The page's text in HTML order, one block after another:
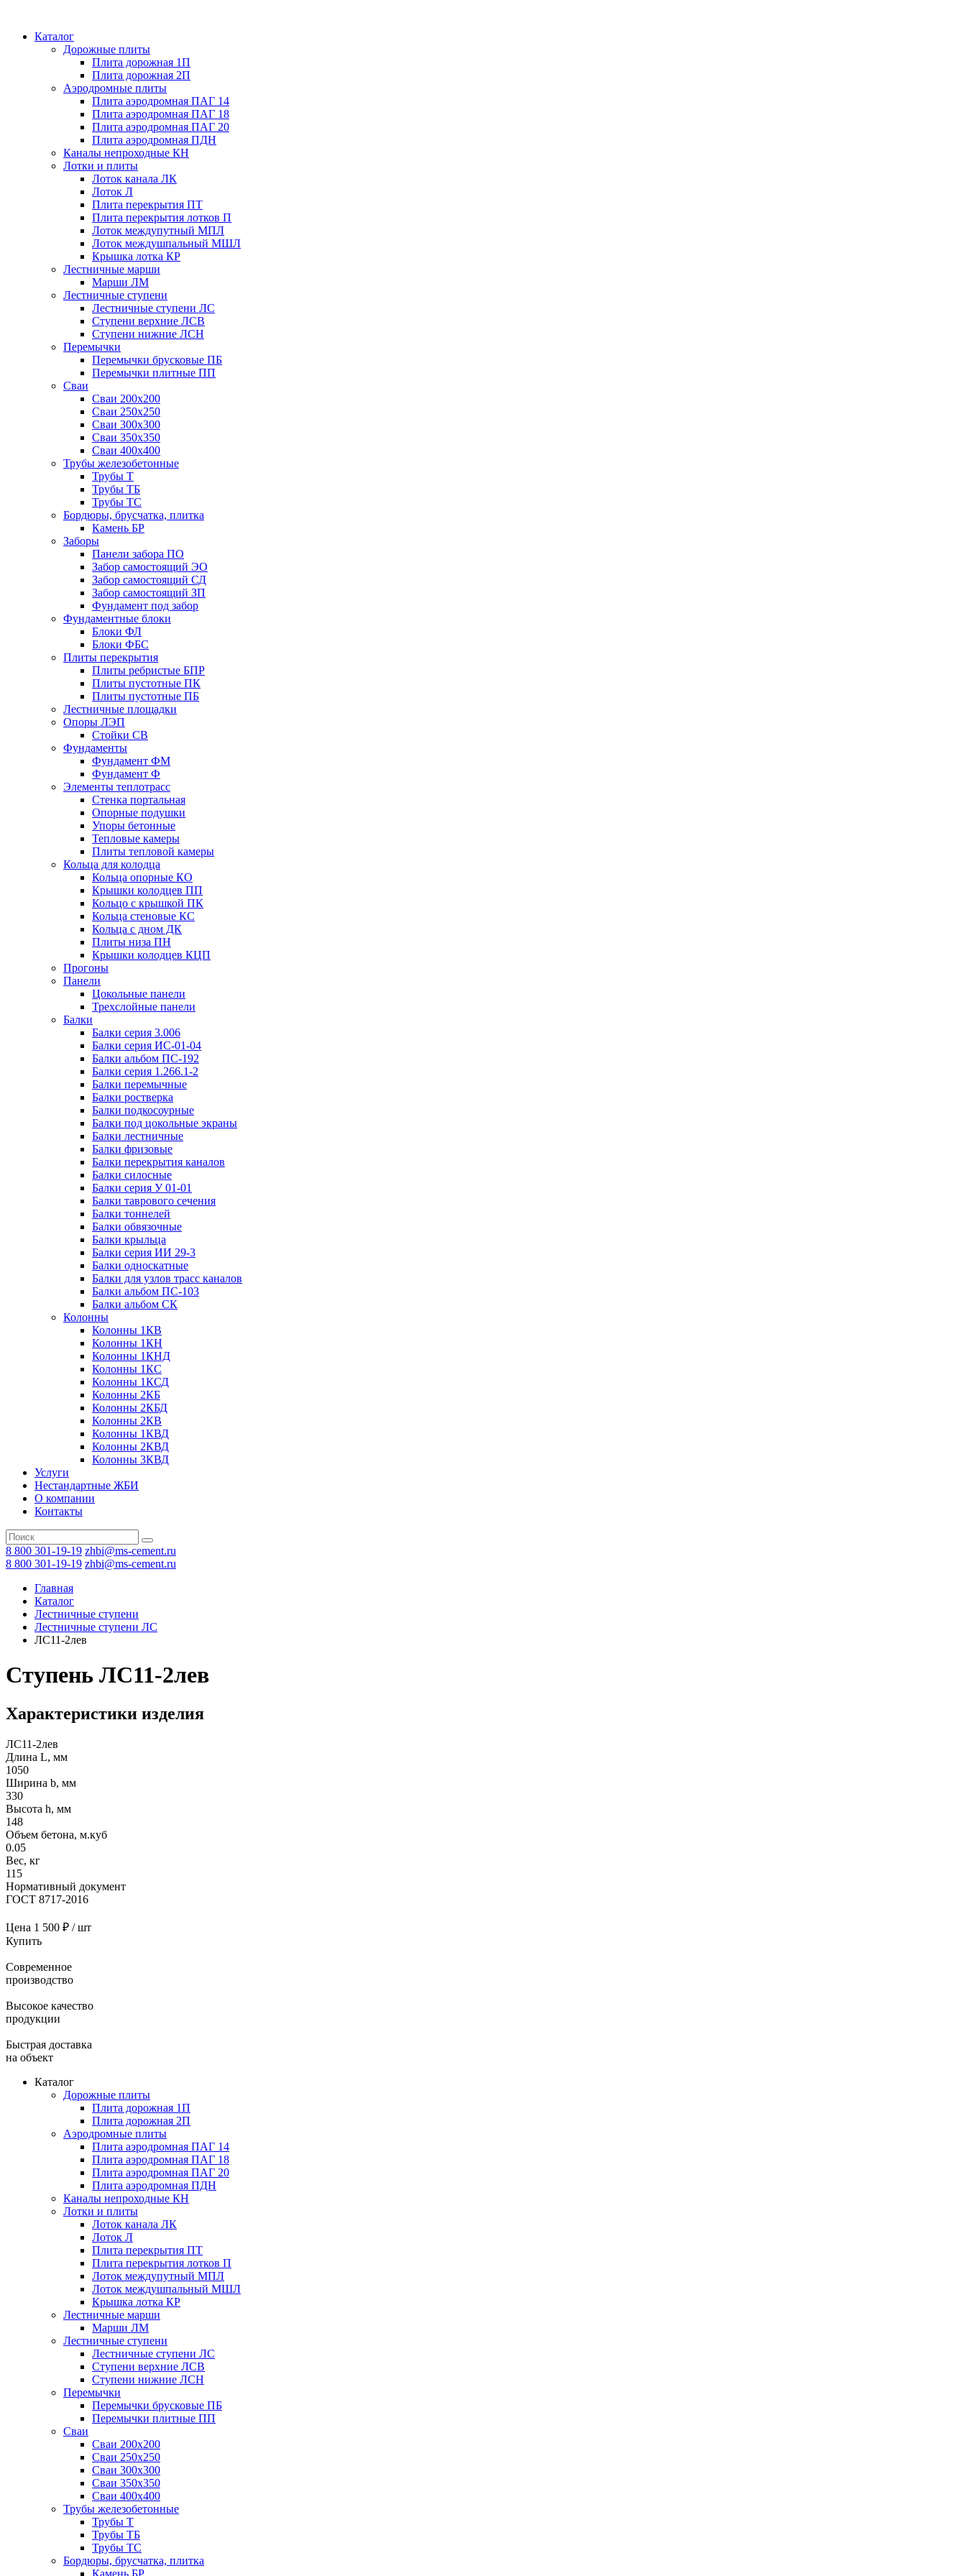
Каталог
Дорожные плиты
Плита дорожная 1П
Плита дорожная 2П
Аэродромные плиты
Плита аэродромная ПАГ 14
Плита аэродромная ПАГ 18
Плита аэродромная ПАГ 20
Плита аэродромная ПДН
Каналы непроходные КН
Лотки и плиты
Лоток канала ЛК
Лоток Л
Плита перекрытия ПТ
Плита перекрытия лотков П
Лоток междупутный МПЛ
Лоток междушпальный МШЛ
Крышка лотка КР
Лестничные марши
Марши ЛМ
Лестничные ступени
Лестничные ступени ЛС
Ступени верхние ЛСВ
Ступени нижние ЛСН
Перемычки
Перемычки брусковые ПБ
Перемычки плитные ПП
Сваи
Сваи 200х200
Сваи 250х250
Сваи 300х300
Сваи 350х350
Сваи 400х400
Трубы железобетонные
Трубы Т
Трубы ТБ
Трубы ТС
Бордюры, брусчатка, плитка
Камень БР
Заборы
Панели забора ПО
Забор самостоящий ЭО
Забор самостоящий СД
Забор самостоящий ЗП
Фyндамент под забор
Фундаментные блоки
Блоки ФЛ
Блоки ФБС
Плиты перекрытия
Плиты ребристые БПР
Плиты пустотные ПК
Плиты пустотные ПБ
Лестничные площадки
Опоры ЛЭП
Стойки СВ
Фундаменты
Фyндамент ФМ
Фyндамент Ф
Элементы теплотрасс
Стенка портальная
Опорные подушки
Упоры бетонные
Тепловые камеры
Плиты тепловой камеры
Кольца для колодца
Кольца опорные КО
Крышки колодцев ПП
Кольцо с крышкой ПК
Кольца стеновые КС
Кольца с дном ДК
Плиты низа ПН
Крышки колодцев КЦП
Прогоны
Панели
Цокольные панели
Трехслойные панели
Балки
Балки серия 3.006
Балки серия ИС-01-04
Балки альбом ПС-192
Балки серия 1.266.1-2
Балки перемычные
Балки ростверка
Балки подкосоурные
Балки под цокольные экраны
Балки лестничные
Балки фризовые
Балки перекрытия каналов
Балки силосные
Балки серия У 01-01
Балки таврового сечения
Балки тоннелей
Балки обвязочные
Балки крыльца
Балки серия ИИ 29-3
Балки односкатные
Балки для узлов трасс каналов
Балки альбом ПС-103
Балки альбом СК
Колонны
Колонны 1КВ
Колонны 1КН
Колонны 1КНД
Колонны 1КС
Колонны 1КСД
Колонны 2КБ
Колонны 2КБД
Колонны 2КВ
Колонны 1КВД
Колонны 2КВД
Колонны 3КВД
Услуги
Нестандартные ЖБИ
О компании
Контакты
8 800 301-19-19 zhbi@ms-cement.ru
8 800 301-19-19 zhbi@ms-cement.ru
Главная
Каталог
Лестничные ступени
Лестничные ступени ЛС
ЛС11-2лев
Ступень ЛС11-2лев
Характеристики изделия
ЛС11-2лев
Длина L, мм
1050
Ширина b, мм
330
Высота h, мм
148
Объем бетона, м.куб
0.05
Вес, кг
115
Нормативный документ
ГОСТ 8717-2016
Цена 1 500 ₽ / шт
Купить
Современное
производство
Высокое качество
продукции
Быстрая доставка
на объект
Каталог
Дорожные плиты
Плита дорожная 1П
Плита дорожная 2П
Аэродромные плиты
Плита аэродромная ПАГ 14
Плита аэродромная ПАГ 18
Плита аэродромная ПАГ 20
Плита аэродромная ПДН
Каналы непроходные КН
Лотки и плиты
Лоток канала ЛК
Лоток Л
Плита перекрытия ПТ
Плита перекрытия лотков П
Лоток междупутный МПЛ
Лоток междушпальный МШЛ
Крышка лотка КР
Лестничные марши
Марши ЛМ
Лестничные ступени
Лестничные ступени ЛС
Ступени верхние ЛСВ
Ступени нижние ЛСН
Перемычки
Перемычки брусковые ПБ
Перемычки плитные ПП
Сваи
Сваи 200х200
Сваи 250х250
Сваи 300х300
Сваи 350х350
Сваи 400х400
Трубы железобетонные
Трубы Т
Трубы ТБ
Трубы ТС
Бордюры, брусчатка, плитка
Камень БР